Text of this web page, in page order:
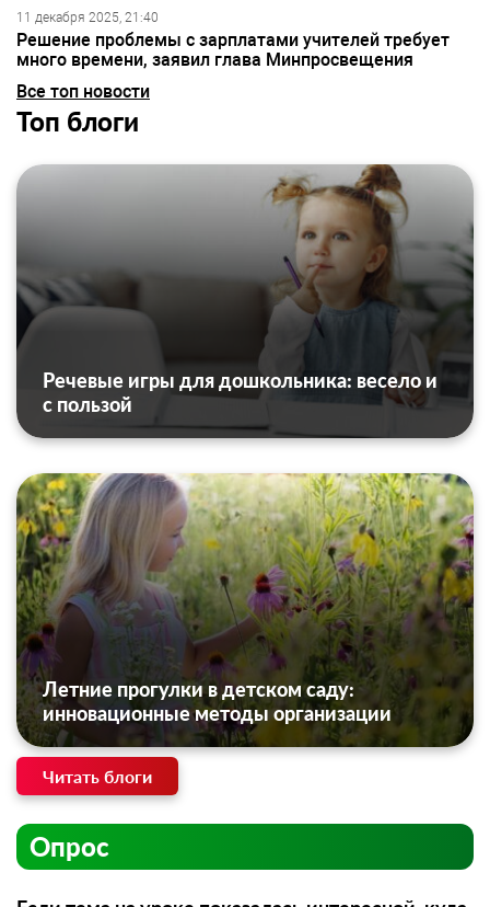
11 декабря 2025, 21:40
Решение проблемы с зарплатами учителей требует
много времени, заявил глава Минпросвещения
Все топ новости
Топ блоги
Речевые игры для дошкольника: весело и
с пользой
Летние прогулки в детском саду:
инновационные методы организации
Читать блоги
Опрос